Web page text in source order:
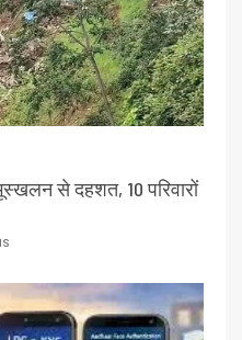
से दहशत, 10 परिवारों